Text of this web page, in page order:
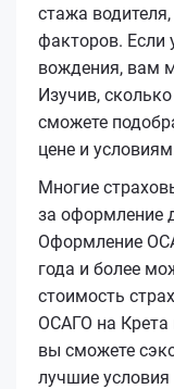
стажа
факторов. Если
вождения, вам
Изучив,
сможете
цене и
Многие
за оформление
Оформление
года и более
стоимость
ОСАГО на
вы сможете
лучшие